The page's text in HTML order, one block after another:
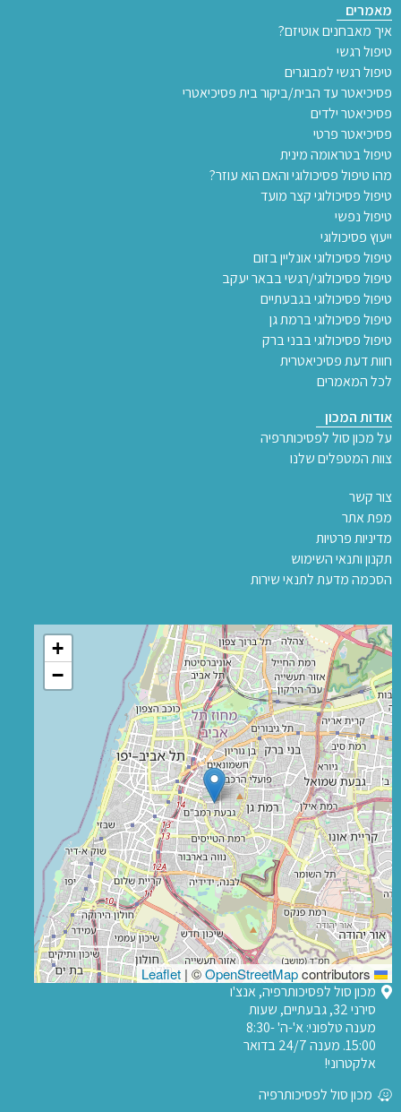
מאמרים
איך מאבחנים אוטיזם?
טיפול רגשי
טיפול רגשי למבוגרים
פסיכיאטר עד הבית/ביקור בית פסיכיאטרי
פסיכיאטר ילדים
פסיכיאטר פרטי
טיפול בטראומה מינית
מהו טיפול פסיכולוגי והאם הוא עוזר?
טיפול פסיכולוגי קצר מועד
טיפול נפשי
ייעוץ פסיכולוגי
טיפול פסיכולוגי אונליין בזום
טיפול פסיכולוגי/רגשי בבאר יעקב
טיפול פסיכולוגי בגבעתיים
טיפול פסיכולוגי ברמת גן
טיפול פסיכולוגי בבני ברק
חוות דעת פסיכיאטרית
לכל המאמרים
אודות המכון
על מכון סול לפסיכותרפיה
צוות המטפלים שלנו
צור קשר
מפת אתר
מדיניות פרטיות
תקנון ותנאי השימוש
הסכמה מדעת לתנאי שירות
+
−
| ©OpenStreetMapcontributors
מכון סול לפסיכותרפיה, אנצ'ו
סירני 32, גבעתיים, שעות
מענה טלפוני: א'-ה' 8:30-
15:00. מענה 24/7 בדואר
אלקטרוני!
מכון סול לפסיכותרפיה